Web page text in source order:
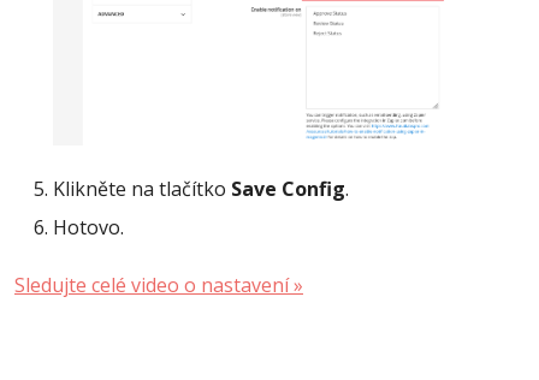
Klikněte na tlačítko Save Config.
Hotovo.
Sledujte celé video o nastavení »